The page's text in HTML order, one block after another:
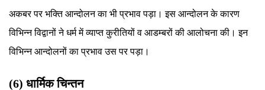
अकबर पर भक्ति आन्दोलन का भी प्रभाव पड़ा। इस आन्दोलन के कारण
विभिन्न विद्वानों ने धर्म में व्याप्त कुरीतियों व आडम्बरों की आलोचना की। इन
विभिन्न आन्दोलनों का प्रभाव उस पर पड़ा।
(6) धार्मिक चिन्तन